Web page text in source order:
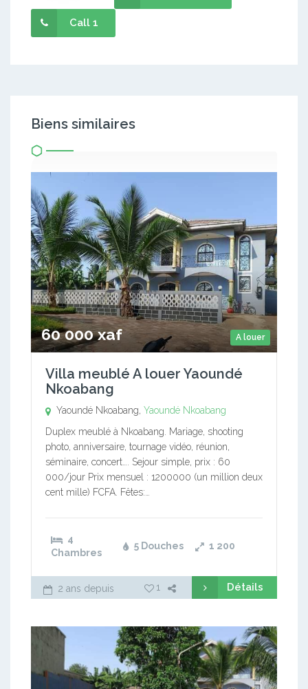
Call 1
Biens similaires
A louer
60 000 xaf
Villa meublé A louer Yaoundé
Nkoabang
Yaoundé Nkoabang, Yaoundé Nkoabang
Duplex meublé à Nkoabang. Mariage, shooting
photo, anniversaire, tournage vidéo, réunion,
séminaire, concert…. Sejour simple, prix : 60
000/jour Prix mensuel : 1200000 (un million deux
cent mille) FCFA. Fêtes:…
4
Chambres
5 Douches 1 200
2 ans depuis 1 Détails